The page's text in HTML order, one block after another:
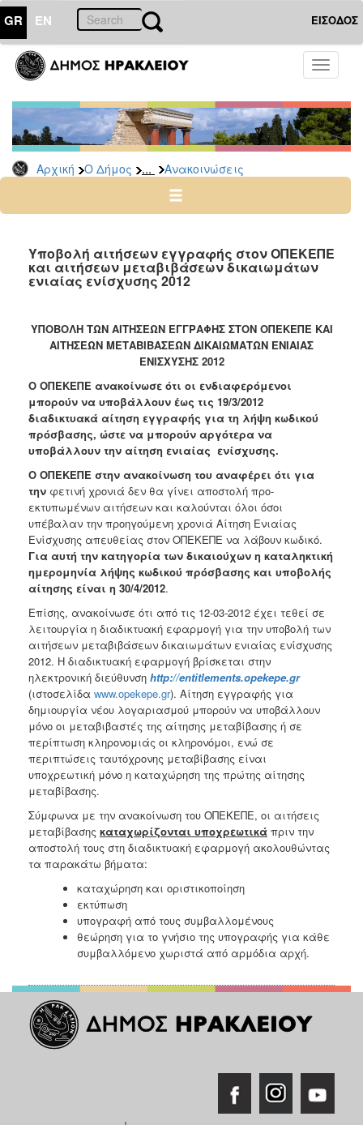
GR EN ΕΙΣΟΔΟΣ
Toggle
Αρχική Ο Δήμος ... Ανακοινώσεις
ΔΗΜΟΣ
Υπηρεσίες
Φορείς
Δημοτικές
Υπηρεσίες
Ηλεκτρονική
Διακυβέρνηση
Σχολικές
Αγροτική
Ανάπτυξη
Προγράμματα
Προσχολική
Αγωγή
Κέντρο
Οικογένειας
ΤΟΠΟΣ
ΠΟΛΙΤΙΣΜΟΣ
ΑΝΘΕΚΤΙΚΗ
ΠΟΛΗ
Υποβολή αιτήσεων εγγραφής στον ΟΠΕΚΕΠΕ
και αιτήσεων μεταβιβάσεων δικαιωμάτων
ενιαίας ενίσχυσης 2012
ΥΠΟΒΟΛΗ ΤΩΝ ΑΙΤΗΣΕΩΝ ΕΓΓΡΑΦΗΣ ΣΤΟΝ ΟΠΕΚΕΠΕ ΚΑΙ
ΑΙΤΗΣΕΩΝ ΜΕΤΑΒΙΒΑΣΕΩΝ ΔΙΚΑΙΩΜΑΤΩΝ ΕΝΙΑΙΑΣ
ΕΝΙΣΧΥΣΗΣ 2012
Ο ΟΠΕΚΕΠΕ ανακοίνωσε ότι οι ενδιαφερόμενοι
μπορούν να υποβάλλουν έως τις 19/3/2012
διαδικτυακά αίτηση εγγραφής για τη λήψη κωδικού
πρόσβασης, ώστε να μπορούν αργότερα να
υποβάλλουν την αίτηση ενιαίας ενίσχυσης.
Ο ΟΠΕΚΕΠΕ στην ανακοίνωση του αναφέρει ότι για
την φετινή χρονιά δεν θα γίνει αποστολή προ-
εκτυπωμένων αιτήσεων και καλούνται όλοι όσοι
υπέβαλαν την προηγούμενη χρονιά Αίτηση Ενιαίας
Ενίσχυσης απευθείας στον ΟΠΕΚΕΠΕ να λάβουν κωδικό.
Για αυτή την κατηγορία των δικαιούχων η καταληκτική
ημερομηνία λήψης κωδικού πρόσβασης και υποβολής
αίτησης είναι η 30/4/2012.
Επίσης, ανακοίνωσε ότι από τις 12-03-2012 έχει τεθεί σε
λειτουργία η διαδικτυακή εφαρμογή για την υποβολή των
αιτήσεων μεταβιβάσεων δικαιωμάτων ενιαίας ενίσχυσης
2012. Η διαδικτυακή εφαρμογή βρίσκεται στην
ηλεκτρονική διεύθυνση http://entitlements.opekepe.gr
(ιστοσελίδα www.opekepe.gr). Αίτηση εγγραφής για
δημιουργία νέου λογαριασμού μπορούν να υποβάλλουν
μόνο οι μεταβιβαστές της αίτησης μεταβίβασης ή σε
περίπτωση κληρονομιάς οι κληρονόμοι, ενώ σε
περιπτώσεις ταυτόχρονης μεταβίβασης είναι
υποχρεωτική μόνο η καταχώρηση της πρώτης αίτησης
μεταβίβασης.
Σύμφωνα με την ανακοίνωση του ΟΠΕΚΕΠΕ, οι αιτήσεις
μεταβίβασης καταχωρίζονται υποχρεωτικά πριν την
αποστολή τους στη διαδικτυακή εφαρμογή ακολουθώντας
τα παρακάτω βήματα:
καταχώρηση και οριστικοποίηση
εκτύπωση
υπογραφή από τους συμβαλλομένους
θεώρηση για το γνήσιο της υπογραφής για κάθε
συμβαλλόμενο χωριστά από αρμόδια αρχή.